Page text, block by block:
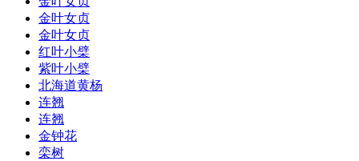
金叶女贞
金叶女贞
红叶小檗
紫叶小檗
北海道黄杨
连翘
连翘
金钟花
栾树